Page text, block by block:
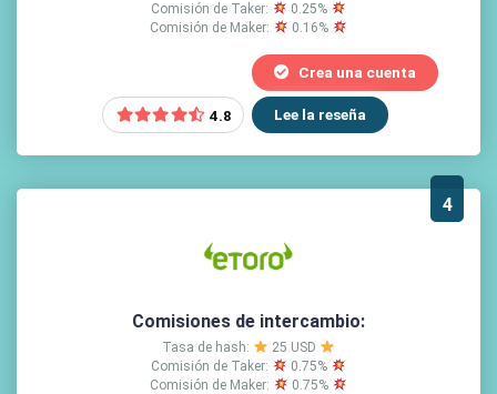
Comisión de Taker:
0.25%
Comisión de Maker:
0.16%
4.8
Crea una cuenta
Lee la reseña
4
Comisiones de intercambio:
Tasa de hash:
25 USD
Comisión de Taker:
0.75%
Comisión de Maker:
0.75%